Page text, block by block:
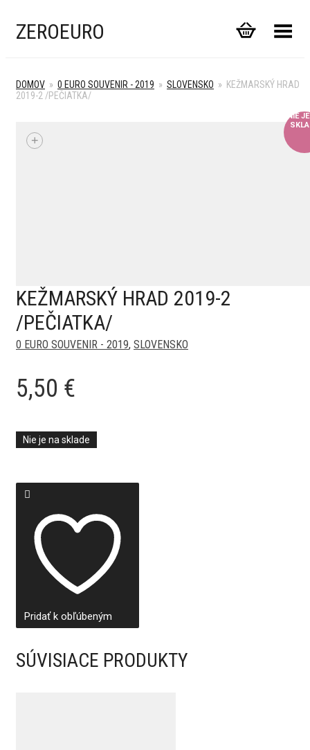
ZEROEURO Toggle Menu
DOMOV » 0 EURO SOUVENIR - 2019 » SLOVENSKO » KEŽMARSKÝ HRAD
2019-2 /PEČIATKA/
+
NIE
KEŽMARSKÝ HRAD 2019-2
/PEČIATKA/
0 EURO SOUVENIR - 2019, SLOVENSKO
5,50 €
Nie je na sklade
Pridať k obľúbeným
SÚVISIACE PRODUKTY